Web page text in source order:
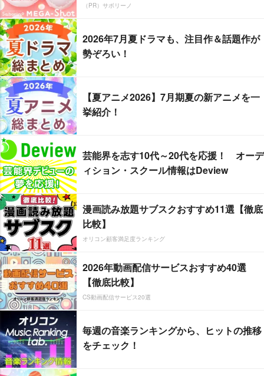
（PR）サボリーノ
2026年7月夏ドラマも、注目作＆話題作が
勢ぞろい！
【夏アニメ2026】7月期夏の新アニメを一
挙紹介！
芸能界を志す10代～20代を応援！ オーデ
ィション・スクール情報はDeview
漫画読み放題サブスクおすすめ11選【徹底
比較】
オリコン顧客満足度ランキング
2026年動画配信サービスおすすめ40選
【徹底比較】
CS動画配信サービス20選
毎週の音楽ランキングから、ヒットの推移
をチェック！